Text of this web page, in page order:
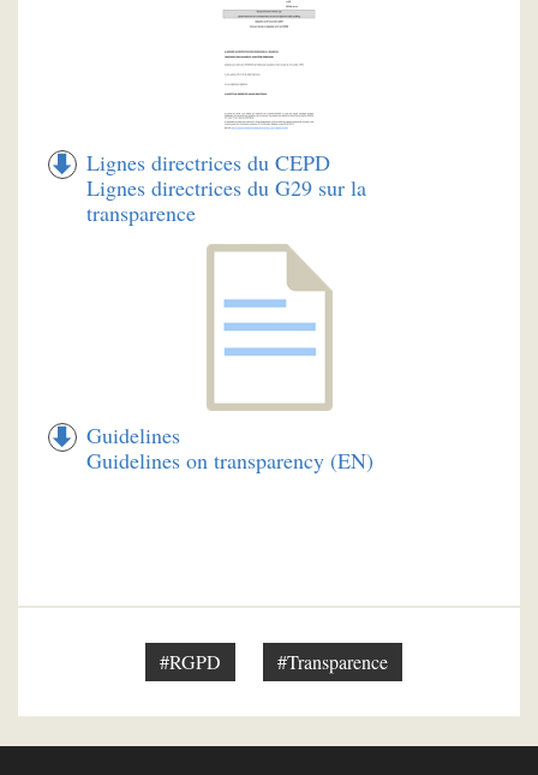
Lignes directrices du CEPD
Lignes directrices du G29 sur la
transparence
Guidelines
Guidelines on transparency (EN)
#RGPD #Transparence